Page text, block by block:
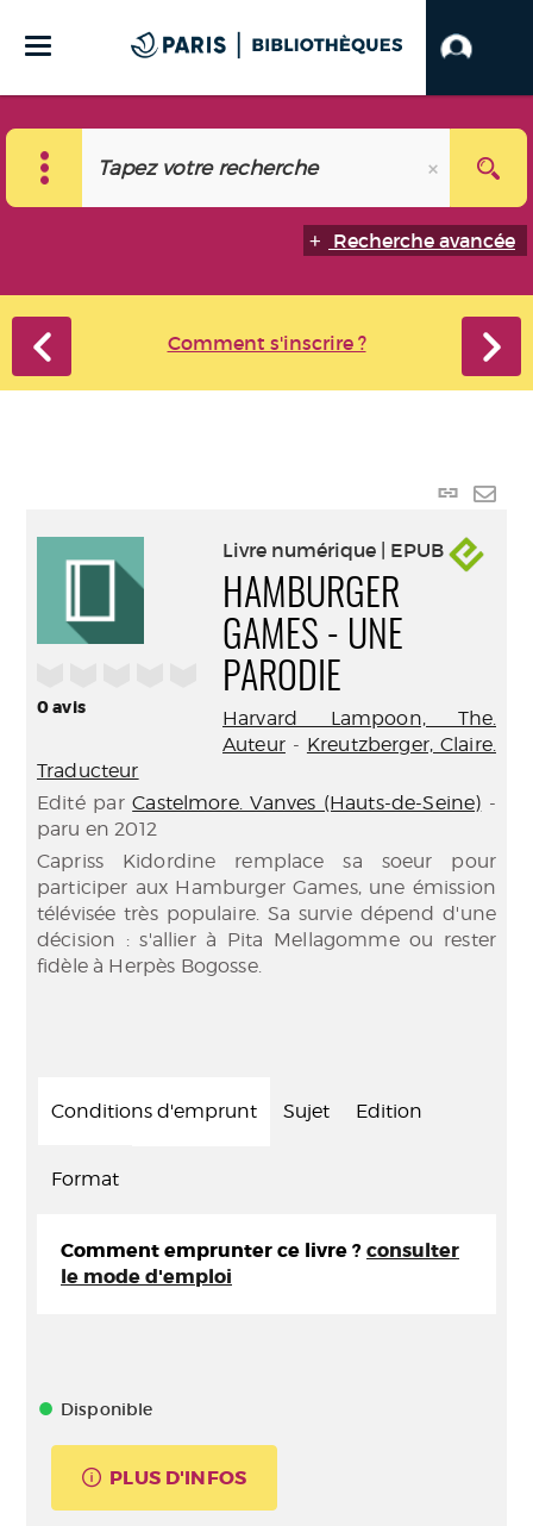
Recherche avancée
Comment s'inscrire ?
Lien
0avis
Livre numérique | EPUB
HAMBURGER
GAMES - UNE
PARODIE
Harvard Lampoon, The.
Auteur- Kreutzberger, Claire.
Traducteur
Edité parCastelmore. Vanves (Hauts-de-Seine) -
paru en 2012
Capriss Kidordine remplace sa soeur pour
participer aux Hamburger Games, une émission
télévisée très populaire. Sa survie dépend d'une
décision : s'allier à Pita Mellagomme ou rester
fidèle à Herpès Bogosse.
Conditions d'emprunt Sujet Edition
Format
Comment emprunter ce livre ? consulter
le mode d'emploi
Disponible
PLUS D'INFOS